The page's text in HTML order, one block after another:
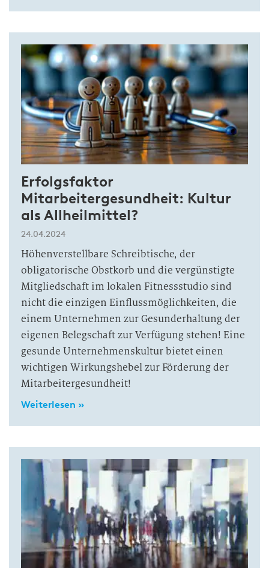
Erfolgsfaktor
Mitarbeitergesundheit: Kultur
als Allheilmittel?
24.04.2024
Höhenverstellbare Schreibtische, der
obligatorische Obstkorb und die vergünstigte
Mitgliedschaft im lokalen Fitnessstudio sind
nicht die einzigen Einflussmöglichkeiten, die
einem Unternehmen zur Gesunderhaltung der
eigenen Belegschaft zur Verfügung stehen! Eine
gesunde Unternehmenskultur bietet einen
wichtigen Wirkungshebel zur Förderung der
Mitarbeitergesundheit!
Weiterlesen »